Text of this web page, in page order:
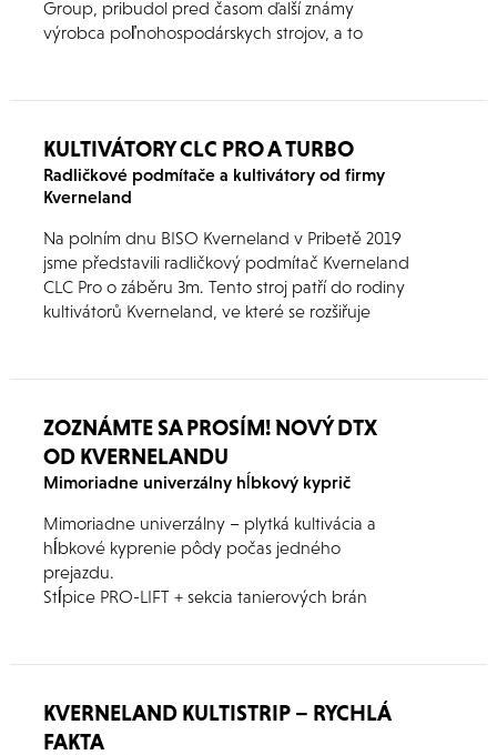
Group, pribudol pred časom ďalší známy
výrobca poľnohospodárskych strojov, a to
podieľajú sa na společných projektoch. Vo
vývoji a konštrukcii pracuje v oboch
spoločnostiach viac ako 300 pracovníkov, ktorí
sa podieľajú na vzniku nových inteligentných a
vyspelých poľnohospodárskych strojov,
technológií a systémov. Jedným z prvých
nových spoločných produktov je kyprič
KULTIVÁTORY CLC PRO A TURBO
Radličkové podmítače a kultivátory od firmy
Kverneland
Na polním dnu BISO Kverneland v Pribetě 2019
jsme představili radličkový podmítač Kverneland
CLC Pro o záběru 3m. Tento stroj patří do rodiny
kultivátorů Kverneland, ve které se rozšiřuje
ZOZNÁMTE SA PROSÍM! NOVÝ DTX
OD KVERNELANDU
Mimoriadne univerzálny hĺbkový kyprič
Mimoriadne univerzálny – plytká kultivácia a
hĺbkové kyprenie pôdy počas jedného
prejazdu.
Stĺpice PRO-LIFT + sekcia tanierových brán
KVERNELAND KULTISTRIP – RYCHLÁ
FAKTA